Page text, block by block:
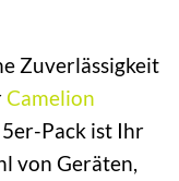
Zuverlässigkeit
Camelion
Pack ist Ihr
von Geräten,